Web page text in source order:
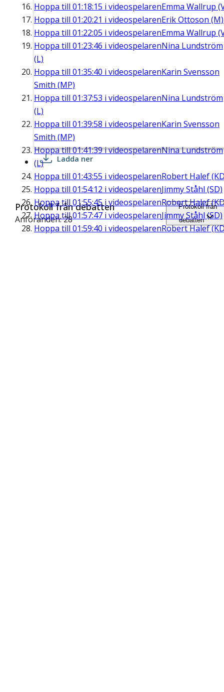
Hoppa till 01:18:15 i videospelarenEmma Wallrup
Hoppa till 01:20:21 i videospelarenErik Ottoson (M)
Hoppa till 01:22:05 i videospelarenEmma Wallrup
Hoppa till 01:23:46 i videospelarenNina Lundström
(L)
Hoppa till 01:35:40 i videospelarenKarin Svensson
Smith (MP)
Hoppa till 01:37:53 i videospelarenNina Lundström
(L)
Hoppa till 01:39:58 i videospelarenKarin Svensson
Smith (MP)
Hoppa till01:41:39i videospelarenNina Lundström
(L)
Hoppa till 01:43:55 i videospelarenRobert Halef
Hoppa till 01:54:12 i videospelarenJimmy Ståhl (SD)
Hoppa till 01:55:45 i videospelarenRobert Halef
Hoppa till01:57:47 i videospelarenJimmy Ståhl (SD)
Hoppa till 01:59:40 i videospelarenRobert Halef
Ladda ner
Protokoll från debatten
Anföranden: 28
Protokoll från
debatten